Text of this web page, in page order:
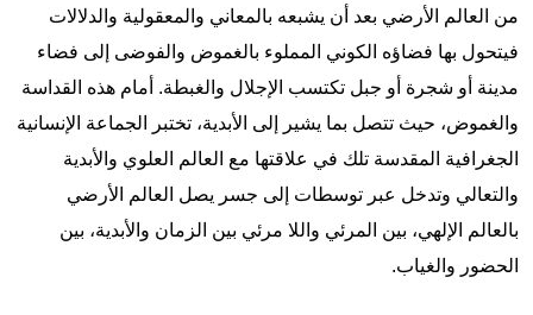
من العالم الأرضي بعد أن يشبعه بالمعاني والمعقولية والدلالات
فيتحول بها فضاؤه الكوني المملوء بالغموض والفوضى إلى فضاء
مدينة أو شجرة أو جبل تكتسب الإجلال والغبطة. أمام هذه القداسة
والغموض، حيث تتصل بما يشير إلى الأبدية، تختبر الجماعة الإنسانية
الجغرافية المقدسة تلك في علاقتها مع العالم العلوي والأبدية
والتعالي وتدخل عبر توسطات إلى جسر يصل العالم الأرضي
بالعالم الإلهي، بين المرئي واللا مرئي بين الزمان والأبدية، بين
الحضور والغياب.